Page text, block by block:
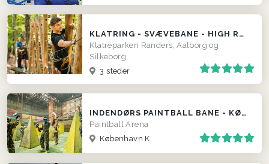
KLATRING - SVÆVEBANE - HIGH ROPING - KLATREPARK
Klatreparken Randers, Aalborg og
Silkeborg
3 steder
INDENDØRS PAINTBALL BANE - KØBENHAVN
Paintball Arena
København K